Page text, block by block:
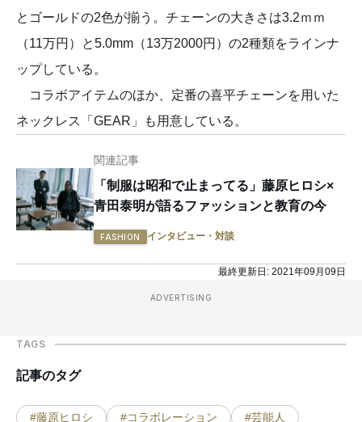
とゴールドの2色が揃う。チェーンの大きさは3.2ｍｍ
（11万円）と5.0mm（13万2000円）の2種類をラインナ
ップしている。
コラボアイテムのほか、定番の喜平チェーンを用いた
ネックレス「GEAR」も用意している。
関連記事
「制服は昭和で止まってる」藤原ヒロシ×
青田泰明が語るファッションと教育の今
FASHION インタビュー・対談
最終更新日: 2021年09月09日
ADVERTISING
TAGS
記事のタグ
#藤原ヒロシ #コラボレーション
#芸能人